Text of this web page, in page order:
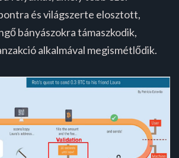
és világszerte elosztott,
bányászokra támaszkodik,
alkalmával megismétlődik.